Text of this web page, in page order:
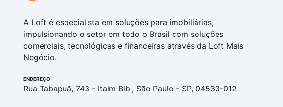
A Loft é especialista em soluções para imobiliárias,
impulsionando o setor em todo o Brasil com soluções
comerciais, tecnológicas e financeiras através da Loft Mais
Negócio.
ENDEREÇO
Rua Tabapuã, 743 - Itaim Bibi, São Paulo - SP, 04533-012